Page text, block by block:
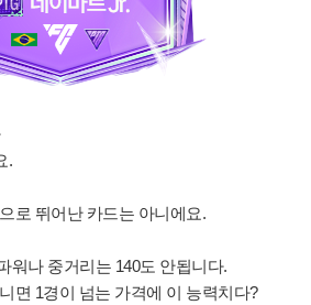
.
로 뛰어난 카드는 아니에요.
워나 중거리는 140도 안됩니다.
면 1경이 넘는 가격에 이 능력치다?